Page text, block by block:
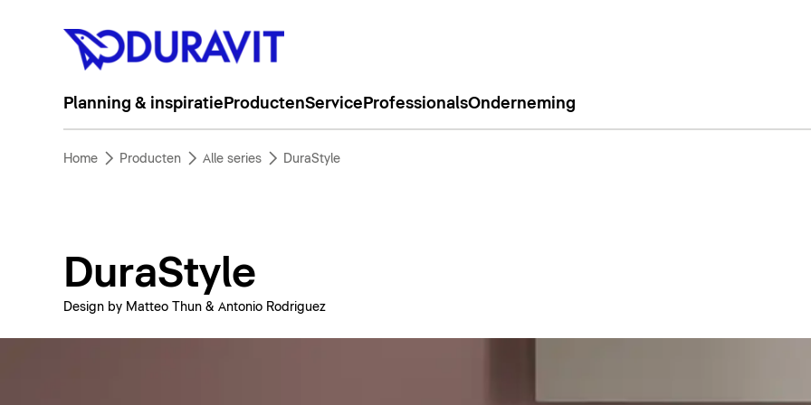
Planning & inspiratie ProductenService ProfessionalsOnderneming
Home Producten Alle series DuraStyle
DuraStyle
Design by Matteo Thun & Antonio Rodriguez